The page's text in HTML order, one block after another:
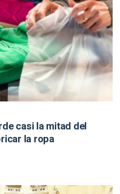
casi la mitad del
la ropa